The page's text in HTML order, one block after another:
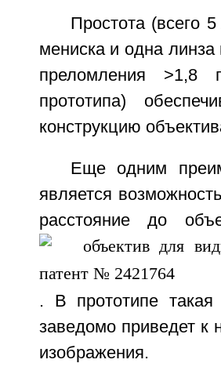
Простота (всего
мениска и одна линза
преломления >1,8
прототипа)
конструкцию
Еще одним
является
расстояние до
. В прототипе такая
заведомо приведет к
изображения.